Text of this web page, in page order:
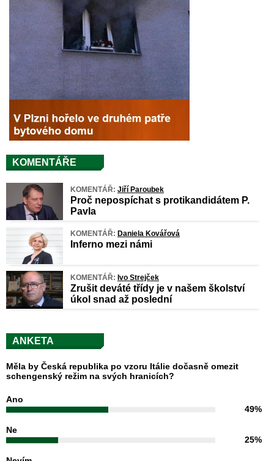
KOMENTÁŘE
KOMENTÁŘ: Jiří Paroubek
Proč nepospíchat s protikandidátem P.
Pavla
KOMENTÁŘ: Daniela Kovářová
Inferno mezi námi
KOMENTÁŘ: Ivo Strejček
Zrušit deváté třídy je v našem školství
úkol snad až poslední
ANKETA
Měla by Česká republika po vzoru Itálie dočasně omezit
schengenský režim na svých hranicích?
Ano
49%
Ne
25%